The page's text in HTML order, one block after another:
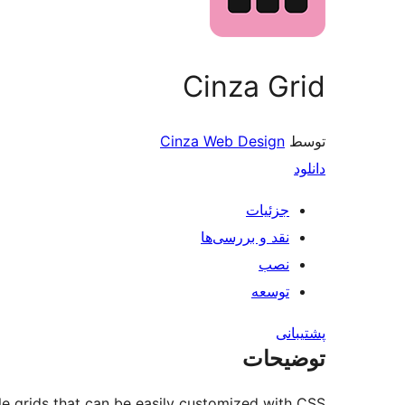
Cinza Grid
توسط Cinza Web Design
دانلود
جزئیات
نقد و بررسی‌ها
نصب
توسعه
پشتیبانی
توضیحات